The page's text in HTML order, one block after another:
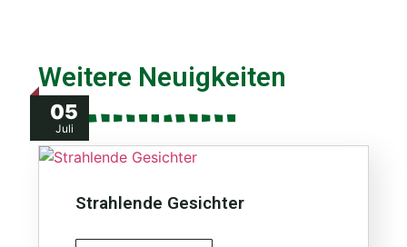
Weitere Neuigkeiten
05
Juli
Strahlende Gesichter